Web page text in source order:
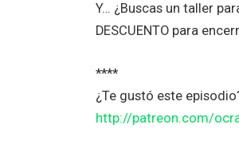
Y… ¿Buscas un taller
DESCUENTO para
****
¿Te gustó este
http://patreon.com/